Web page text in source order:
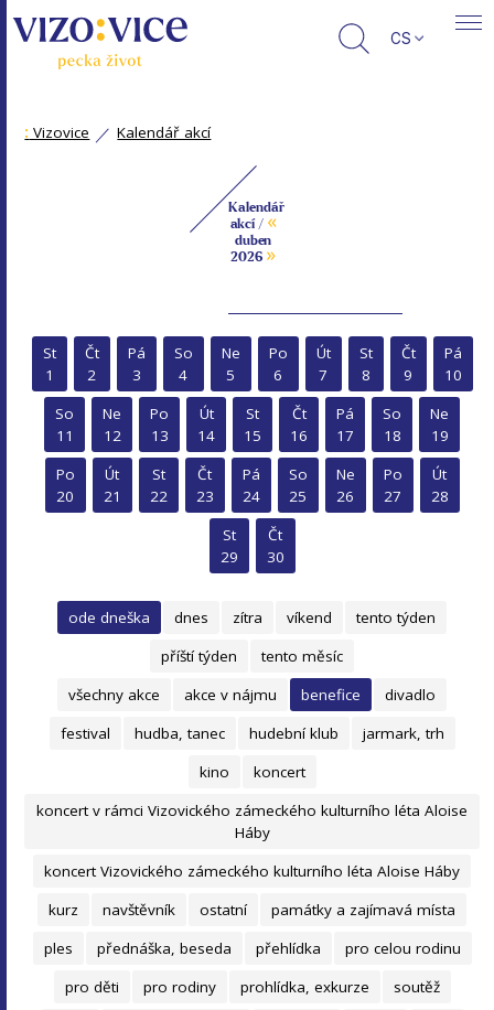
CS
: Vizovice Kalendář akcí
Kalendář
akcí / «
duben
2026 »
St
1
Čt
2
Pá
3
So
4
Ne
5
Po
6
Út
7
St
8
Čt
9
Pá
10
So
11
Ne
12
Po
13
Út
14
St
15
Čt
16
Pá
17
So
18
Ne
19
Po
20
Út
21
St
22
Čt
23
Pá
24
So
25
Ne
26
Po
27
Út
28
St
29
Čt
30
ode dneška dnes zítra víkend
tento týden
příští týden
tento měsíc
všechny akce
akce v nájmu benefice
divadlo
festival
hudba, tanec hudební klub
jarmark, trh
kino
koncert
koncert v rámci Vizovického zámeckého kulturního léta Aloise
Háby
koncert Vizovického zámeckého kulturního léta Aloise Háby
kurz
navštěvník ostatní
památky a zajímavá místa
ples
přednáška, beseda přehlídka
pro celou rodinu
pro děti
pro rodiny prohlídka, exkurze
soutěž